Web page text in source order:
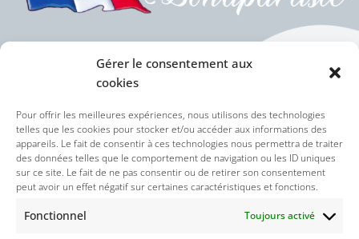
Gérer le consentement aux
cookies
Pour offrir les meilleures expériences, nous utilisons des technologies
telles que les cookies pour stocker et/ou accéder aux informations des
appareils. Le fait de consentir à ces technologies nous permettra de traiter
des données telles que le comportement de navigation ou les ID uniques
sur ce site. Le fait de ne pas consentir ou de retirer son consentement
peut avoir un effet négatif sur certaines caractéristiques et fonctions.
Fonctionnel Toujours activé
Politique des cookies (UE)
Politique de confidentialité
Nos réseaux sociaux :